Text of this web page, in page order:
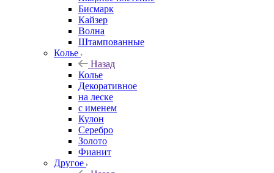
Бисмарк
Кайзер
Волна
Штампованные
Колье
Назад
Колье
Декоративное
на леске
с именем
Кулон
Серебро
Золото
Фианит
Другое